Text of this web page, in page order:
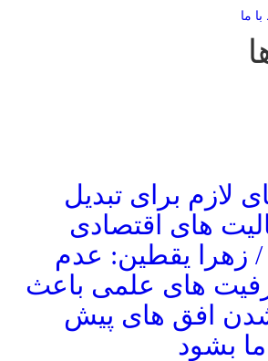
با ما
لازم برای تبدیل
های اقتصادی
زهرا یقطین: عدم
های علمی باعث
افق های پیش
بشود